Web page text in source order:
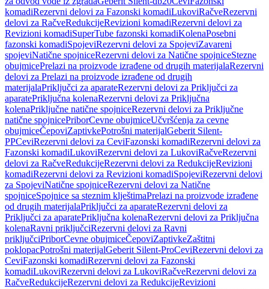
komadiRezervni delovi za Fazonski komadiLukoviRačveRezervni
delovi za RačveRedukcijeRevizioni komadiRezervni delovi za
Revizioni komadiSuperTube fazonski komadiKolenaPosebni
fazonski komadiSpojeviRezervni delovi za SpojeviZavareni
spojeviNatične spojniceRezervni delovi za Natične spojniceStezne
obujmicePrelazi na proizvode izrađene od drugih materijalaRezervni
delovi za Prelazi na proizvode izrađene od drugih
materijalaPriključci za aparateRezervni delovi za Priključci za
aparatePriključna kolenaRezervni delovi za Priključna
kolenaPriključne natične spojniceRezervni delovi za Priključne
natične spojnicePriborCevne obujmiceUčvršćenja za cevne
obujmiceČepoviZaptivkePotrošni materijalGeberit Silent-
PPCeviRezervni delovi za CeviFazonski komadiRezervni delovi za
Fazonski komadiLukoviRezervni delovi za LukoviRačveRezervni
delovi za RačveRedukcijeRezervni delovi za RedukcijeRevizioni
komadiRezervni delovi za Revizioni komadiSpojeviRezervni delovi
za SpojeviNatične spojniceRezervni delovi za Natične
spojniceSpojnice sa steznim klještimaPrelazi na proizvode izrađene
od drugih materijalaPriključci za aparateRezervni delovi za
Priključci za aparatePriključna kolenaRezervni delovi za Priključna
kolenaRavni priključciRezervni delovi za Ravni
priključciPriborCevne obujmiceČepoviZaptivkeZaštitni
poklopacPotrošni materijalGeberit Silent-ProCeviRezervni delovi za
CeviFazonski komadiRezervni delovi za Fazonski
komadiLukoviRezervni delovi za LukoviRačveRezervni delovi za
RačveRedukcijeRezervni delovi za RedukcijeRevizioni